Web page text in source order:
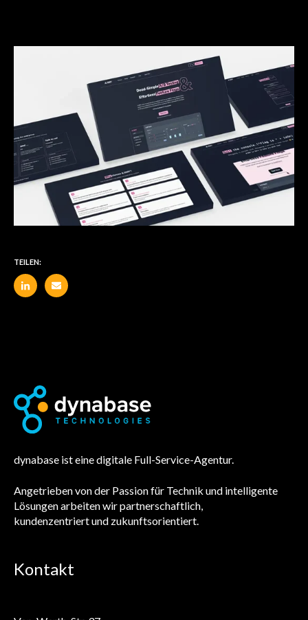
TEILEN:
dynabase ist eine digitale Full-Service-Agentur.
Angetrieben von der Passion für Technik und intelligente
Lösungen arbeiten wir partnerschaftlich,
kundenzentriert und zukunftsorientiert.
Kontakt